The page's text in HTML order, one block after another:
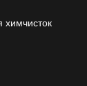
химчисток